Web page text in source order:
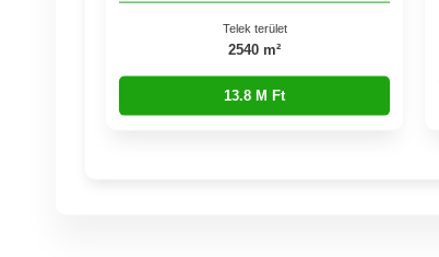
Telek terület
2540 m²
13.8 M Ft